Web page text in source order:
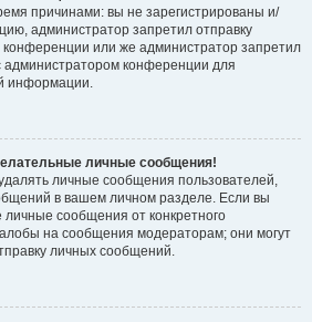
причинами: вы не зарегистрированы и/
администратор запретил отправку
или же администратор запретил
администратором конференции для
информации.
личные сообщения!
личные сообщения пользователей,
в вашем личном разделе. Если вы
сообщения от конкретного
на сообщения модераторам; они могут
личных сообщений.